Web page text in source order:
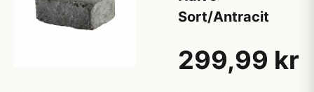
Sort/Antracit
299,99 kr